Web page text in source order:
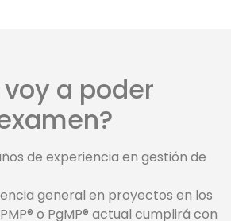
a poder
de experiencia en gestión de
general en proyectos en los
o PgMP® actual cumplirá con